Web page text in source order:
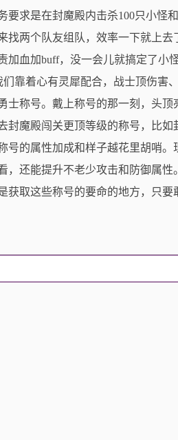
要求是在封魔殿内击杀100只小怪
找两个队友组队，效率一下就上
加血加buff，没一会儿就搞定了小
靠着心有灵犀配合，战士顶伤害
士称号。戴上称号的那一刻，头
封魔殿闯关更顶等级的称号，比
号的属性加成和样子越花里胡哨
，还能提升不老少攻击和防御属
获取这些称号的要命的地方，只